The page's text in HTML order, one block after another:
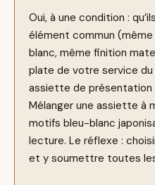
Oui, à une condition :
élément commun
blanc, même finition
plate de votre service
assiette de présentation
Mélanger une assiette à
motifs bleu-blanc
lecture. Le réflexe :
et y soumettre toutes